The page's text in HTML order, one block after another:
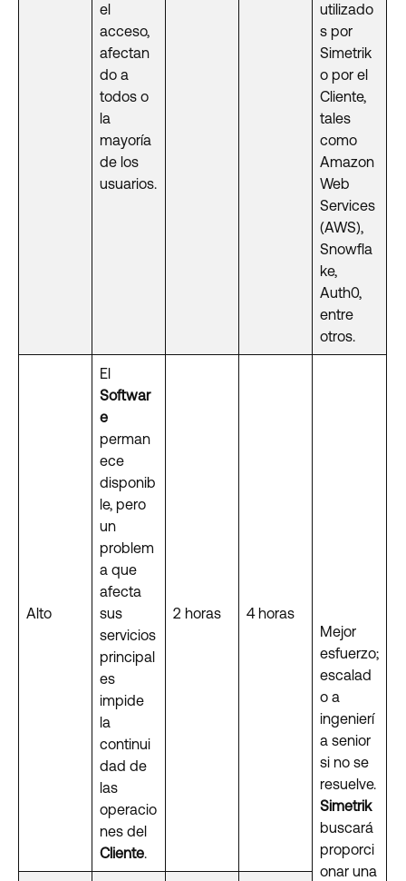
el
acceso,
afectan
do a
todos o
la
mayoría
de los
usuarios.
utilizado
s por
Simetrik
o por el
Cliente,
tales
como
Amazon
Web
Services
(AWS),
Snowfla
ke,
Auth0,
entre
otros.
Alto
El
Softwar
e
perman
ece
disponib
le, pero
un
problem
a que
afecta
sus
servicios
principal
es
impide
la
continui
dad de
las
operacio
nes del
Cliente.
2 horas
4 horas
Mejor
esfuerzo;
escalad
o a
ingenierí
a senior
si no se
resuelve.
Simetrik
buscará
proporci
onar una